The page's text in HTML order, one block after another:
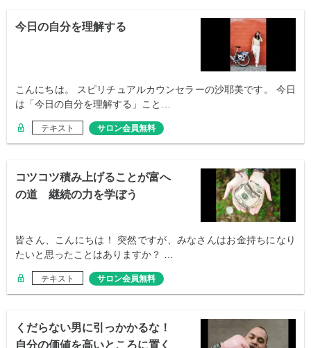
今日の自分を理解する
こんにちは。 スピリチュアルカウンセラーの沙耶美です。 今日
は「今日の自分を理解する」こと…
テキスト サロン会員無料
コツコツ積み上げることが富へ
の道 継続の力を学ぼう
皆さん、こんにちは！ 突然ですが、みなさんはお金持ちになり
たいと思ったことはありますか？ …
テキスト サロン会員無料
くだらない男に引っかかるな！
自分の価値を高いところに置く